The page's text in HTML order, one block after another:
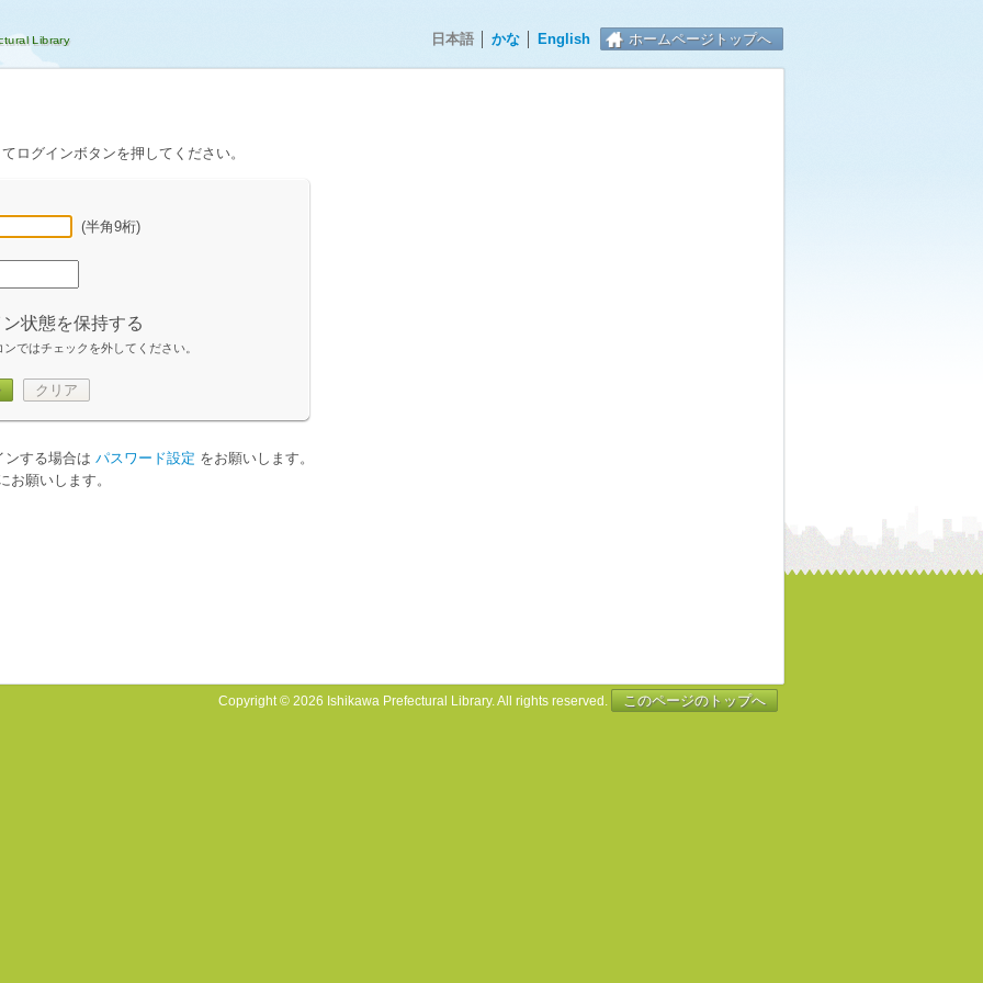
日本語 かな English ホームページトップへ
ログインボタンを押してください。
(半角9桁)
状態を保持する
ではチェックを外してください。
クリア
ンする場合は パスワード設定 をお願いします。
お願いします。
Copyright © 2026 Ishikawa Prefectural Library. All rights reserved. このページのトップへ